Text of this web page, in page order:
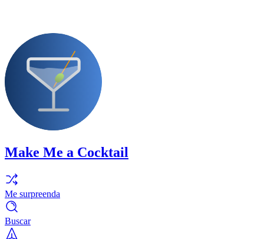
Make Me a Cocktail
Me surpreenda
Buscar